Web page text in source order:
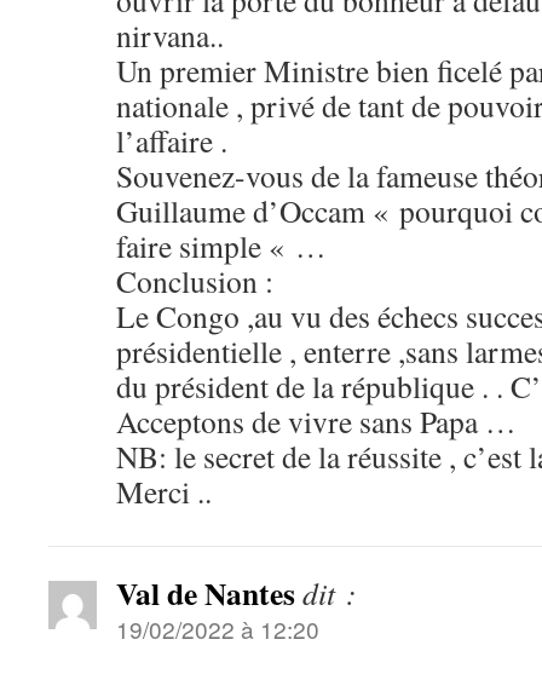
nirvana..
Un premier Ministre bien ficelé
nationale , privé de tant de
l’affaire .
Souvenez-vous de la fameuse
Guillaume d’Occam « pourquoi
faire simple « …
Conclusion :
Le Congo ,au vu des échecs
présidentielle , enterre ,sans
du président de la république . .
Acceptons de vivre sans Papa …
NB: le secret de la réussite ,
Merci ..
Val de Nantesdit :
19/02/2022 à 12:20